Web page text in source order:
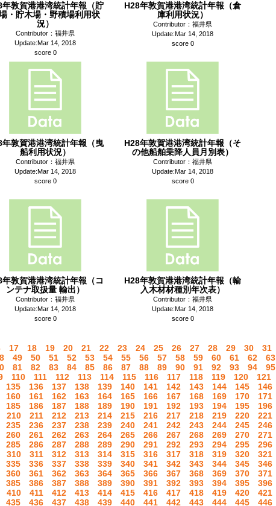
年敦賀港港湾統計年報（貯
・貯木場・野積場利用状
況）
Contributor：福井県
Update:Mar 14, 2018
score 0
H28年敦賀港港湾統計年報（倉
庫利用状況）
Contributor：福井県
Update:Mar 14, 2018
score 0
年敦賀港港湾統計年報（曳
船利用状況）
Contributor：福井県
Update:Mar 14, 2018
score 0
H28年敦賀港港湾統計年報（そ
の他船舶乗降人員月別表）
Contributor：福井県
Update:Mar 14, 2018
score 0
年敦賀港港湾統計年報（コ
ンテナ取扱量 輸出）
Contributor：福井県
Update:Mar 14, 2018
score 0
H28年敦賀港港湾統計年報（輸
入木材材種別年次表）
Contributor：福井県
Update:Mar 14, 2018
score 0
17 18 19 20 21 22 23 24 25 26 27 28 29 30
31
49 50 51 52 53 54 55 56 57 58 59 60 61 62
63
81 82 83 84 85 86 87 88 89 90 91 92 93 94
95
110 111 112 113 114 115 116 117 118 119 120
121
135 136 137 138 139 140 141 142 143 144 145
146
160 161 162 163 164 165 166 167 168 169 170
171
185 186 187 188 189 190 191 192 193 194 195
196
210 211 212 213 214 215 216 217 218 219 220
221
235 236 237 238 239 240 241 242 243 244 245
246
260 261 262 263 264 265 266 267 268 269 270
271
285 286 287 288 289 290 291 292 293 294 295
296
310 311 312 313 314 315 316 317 318 319 320
321
335 336 337 338 339 340 341 342 343 344 345
346
360 361 362 363 364 365 366 367 368 369 370
371
385 386 387 388 389 390 391 392 393 394 395
396
410 411 412 413 414 415 416 417 418 419 420
421
435 436 437 438 439 440 441 442 443 444 445 446